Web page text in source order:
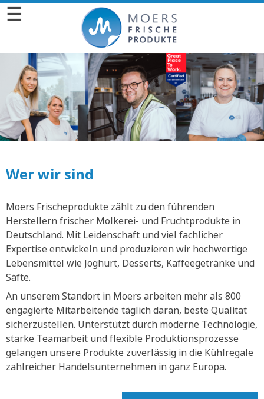
☰
Wer wir sind
Moers Frischeprodukte zählt zu den führenden
Herstellern frischer Molkerei- und Fruchtprodukte in
Deutschland. Mit Leidenschaft und viel fachlicher
Expertise entwickeln und produzieren wir hochwertige
Lebensmittel wie Joghurt, Desserts, Kaffeegetränke und
Säfte.
An unserem Standort in Moers arbeiten mehr als 800
engagierte Mitarbeitende täglich daran, beste Qualität
sicherzustellen. Unterstützt durch moderne Technologie,
starke Teamarbeit und flexible Produktionsprozesse
gelangen unsere Produkte zuverlässig in die Kühlregale
zahlreicher Handelsunternehmen in ganz Europa.